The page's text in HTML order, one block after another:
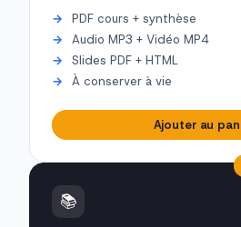
PDF cours + synthèse
Audio MP3 + Vidéo MP4
Slides PDF + HTML
À conserver à vie
Ajouter au
📚